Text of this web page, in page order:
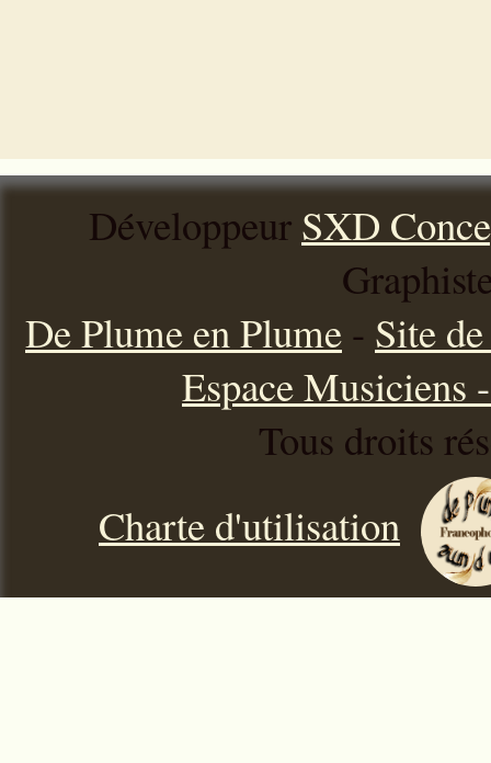
Développeur SXD
De Plume en Plume - Site
Espace Musiciens
Tous droits
Charte d'utilisation